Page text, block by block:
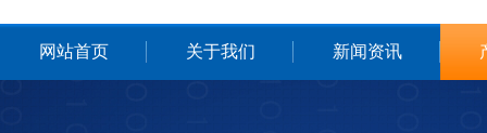
网站首页 关于我们 新闻资讯